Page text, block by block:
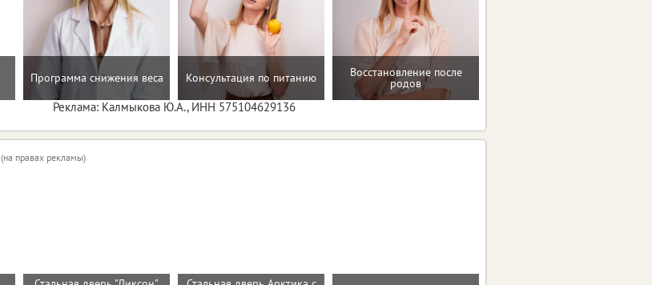
Программа снижения веса Консультация по питанию Восстановление после
родов
Реклама: Калмыкова Ю.А., ИНН 575104629136
(на правах рекламы)